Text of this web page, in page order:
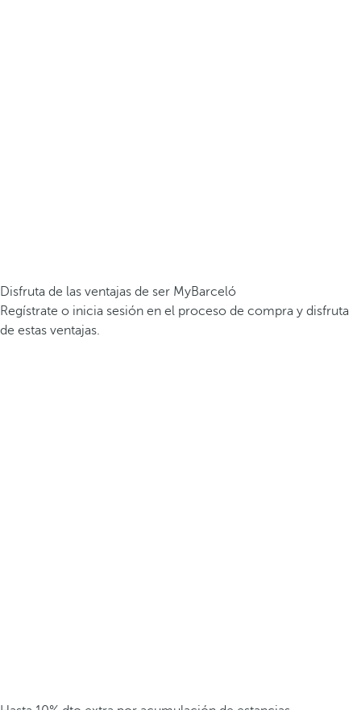
Disfruta de las ventajas de ser MyBarceló
Regístrate o inicia sesión en el proceso de compra y disfruta
de estas ventajas.